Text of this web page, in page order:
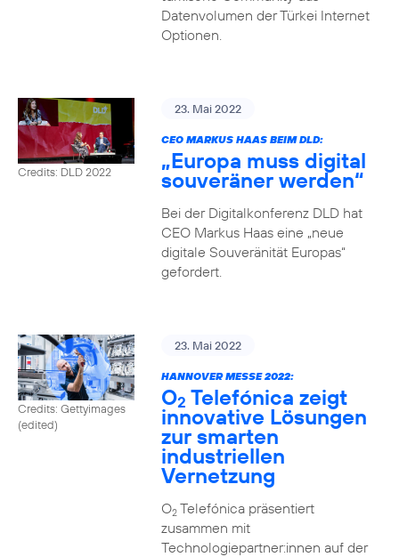
Datenvolumen der Türkei Internet
Optionen.
Credits: DLD 2022
23. Mai 2022
CEO MARKUS HAAS BEIM DLD:
„Europa muss digital
souveräner werden“
Bei der Digitalkonferenz DLD hat
CEO Markus Haas eine „neue
digitale Souveränität Europas“
gefordert.
Credits: Gettyimages
(edited)
23. Mai 2022
HANNOVER MESSE 2022:
O2 Telefónica zeigt
innovative Lösungen
zur smarten
industriellen
Vernetzung
O2Telefónica präsentiert
zusammen mit
Technologiepartner:innen auf der